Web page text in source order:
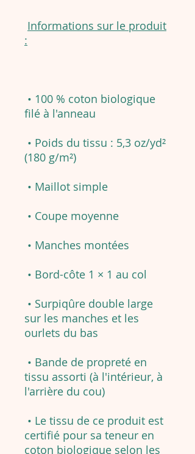
Informations sur le produit
:
• 100 % coton biologique
filé à l'anneau
• Poids du tissu : 5,3 oz/yd²
(180 g/m²)
• Maillot simple
• Coupe moyenne
• Manches montées
• Bord-côte 1 × 1 au col
• Surpiqûre double large
sur les manches et les
ourlets du bas
• Bande de propreté en
tissu assorti (à l'intérieur, à
l'arrière du cou)
• Le tissu de ce produit est
certifié pour sa teneur en
coton biologique selon les